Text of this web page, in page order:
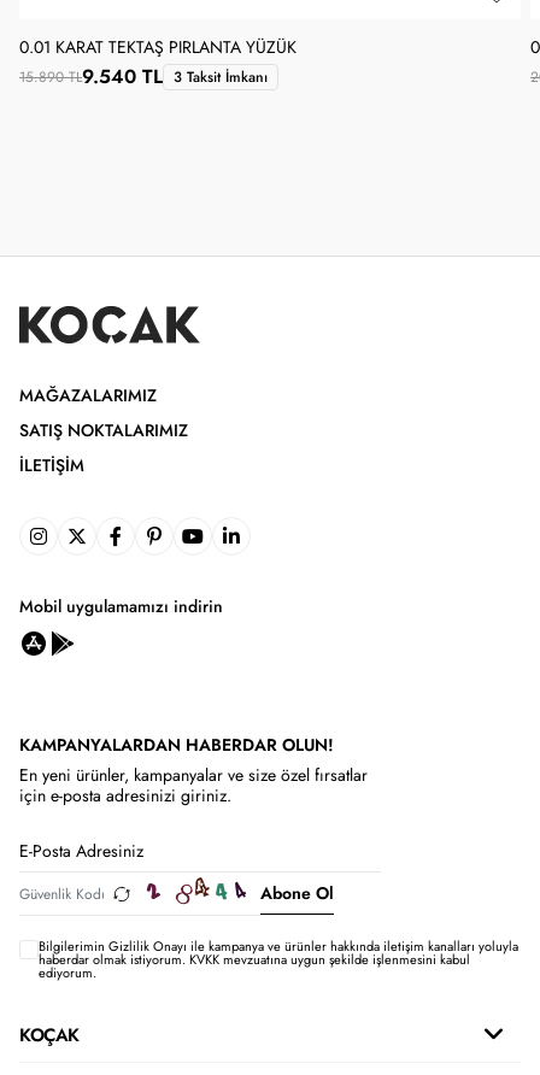
0.01 KARAT TEKTAŞ PIRLANTA YÜZÜK
15.890 TL9.540 TL 3 Taksit İmkanı
MAĞAZALARIMIZ
SATIŞ NOKTALARIMIZ
İLETIŞIM
Mobil uygulamamızı indirin
KAMPANYALARDAN HABERDAR OLUN!
En yeni ürünler, kampanyalar ve size özel fırsatlar
için e-posta adresinizi giriniz.
Abone Ol
Bilgilerimin Gizlilik Onayı ile kampanya ve ürünler hakkında iletişim kanalları yoluyla
haberdar olmak istiyorum.KVKK mevzuatına uygun şekilde işlenmesini kabul
ediyorum.
KOÇAK